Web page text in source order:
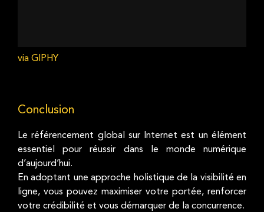
via GIPHY
Conclusion
Le référencement global sur Internet est un élément
essentiel pour réussir dans le monde numérique
d’aujourd’hui.
En adoptant une approche holistique de la visibilité en
ligne, vous pouvez maximiser votre portée, renforcer
votre crédibilité et vous démarquer de la concurrence.